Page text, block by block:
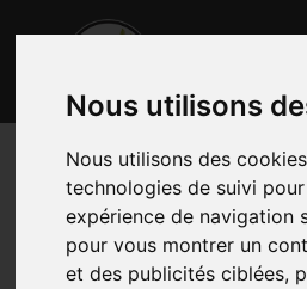
Nous utilisons
Nous utilisons des
technologies de suivi
expérience de navigation
pour vous montrer un
et des publicités ciblées,